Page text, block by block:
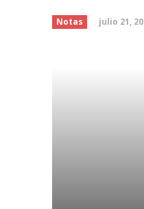
Notas julio 21,